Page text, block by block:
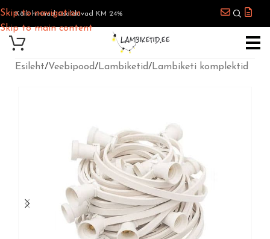
Skip to navigation
Skip to main content
Kõik hinnad sisaldavad KM 24%
Esileht/Veebipood/Lambiketid/Lambiketi komplektid